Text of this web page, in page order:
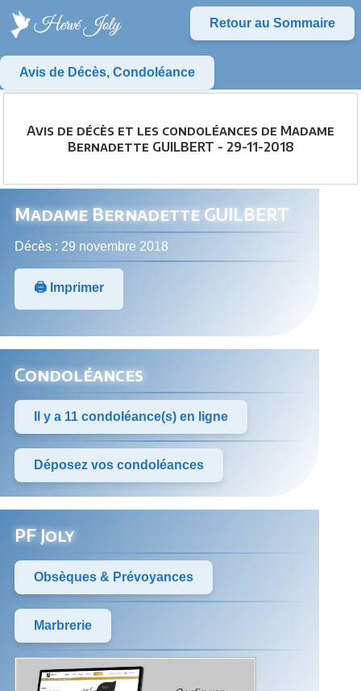
Retour au Sommaire
Avis de Décès, Condoléance
Avis de décès et les condoléances de Madame
Bernadette GUILBERT - 29-11-2018
Madame Bernadette GUILBERT
Décès : 29 novembre 2018
🖨️ Imprimer
Condoléances
Il y a 11 condoléance(s) en ligne
Déposez vos condoléances
PF Joly
Obsèques & Prévoyances
Marbrerie